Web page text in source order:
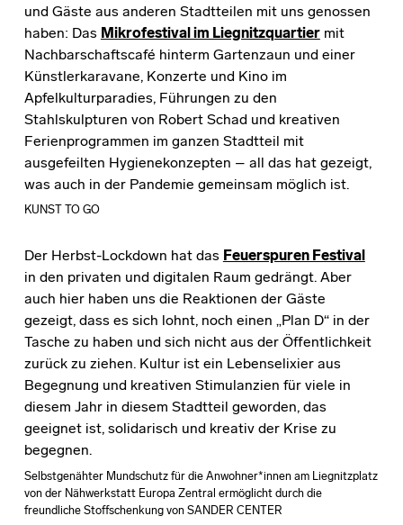
und Gäste aus anderen Stadtteilen mit uns genossen
haben: Das Mikrofestival im Liegnitzquartiermit
Nachbarschaftscafé hinterm Gartenzaun und einer
Künstlerkaravane, Konzerte und Kino im
Apfelkulturparadies, Führungen zu den
Stahlskulpturen von Robert Schad und kreativen
Ferienprogrammen im ganzen Stadtteil mit
ausgefeilten Hygienekonzepten – all das hat gezeigt,
was auch in der Pandemie gemeinsam möglich ist.
KUNST TO GO
Der Herbst-Lockdown hat das Feuerspuren Festival
in den privaten und digitalen Raum gedrängt. Aber
auch hier haben uns die Reaktionen der Gäste
gezeigt, dass es sich lohnt, noch einen „Plan D“ in der
Tasche zu haben und sich nicht aus der Öffentlichkeit
zurück zu ziehen. Kultur ist ein Lebenselixier aus
Begegnung und kreativen Stimulanzien für viele in
diesem Jahr in diesem Stadtteil geworden, das
geeignet ist, solidarisch und kreativ der Krise zu
begegnen.
Selbstgenähter Mundschutz für die Anwohner*innen am Liegnitzplatz
von der Nähwerkstatt Europa Zentral ermöglicht durch die
freundliche Stoffschenkung von SANDER CENTER